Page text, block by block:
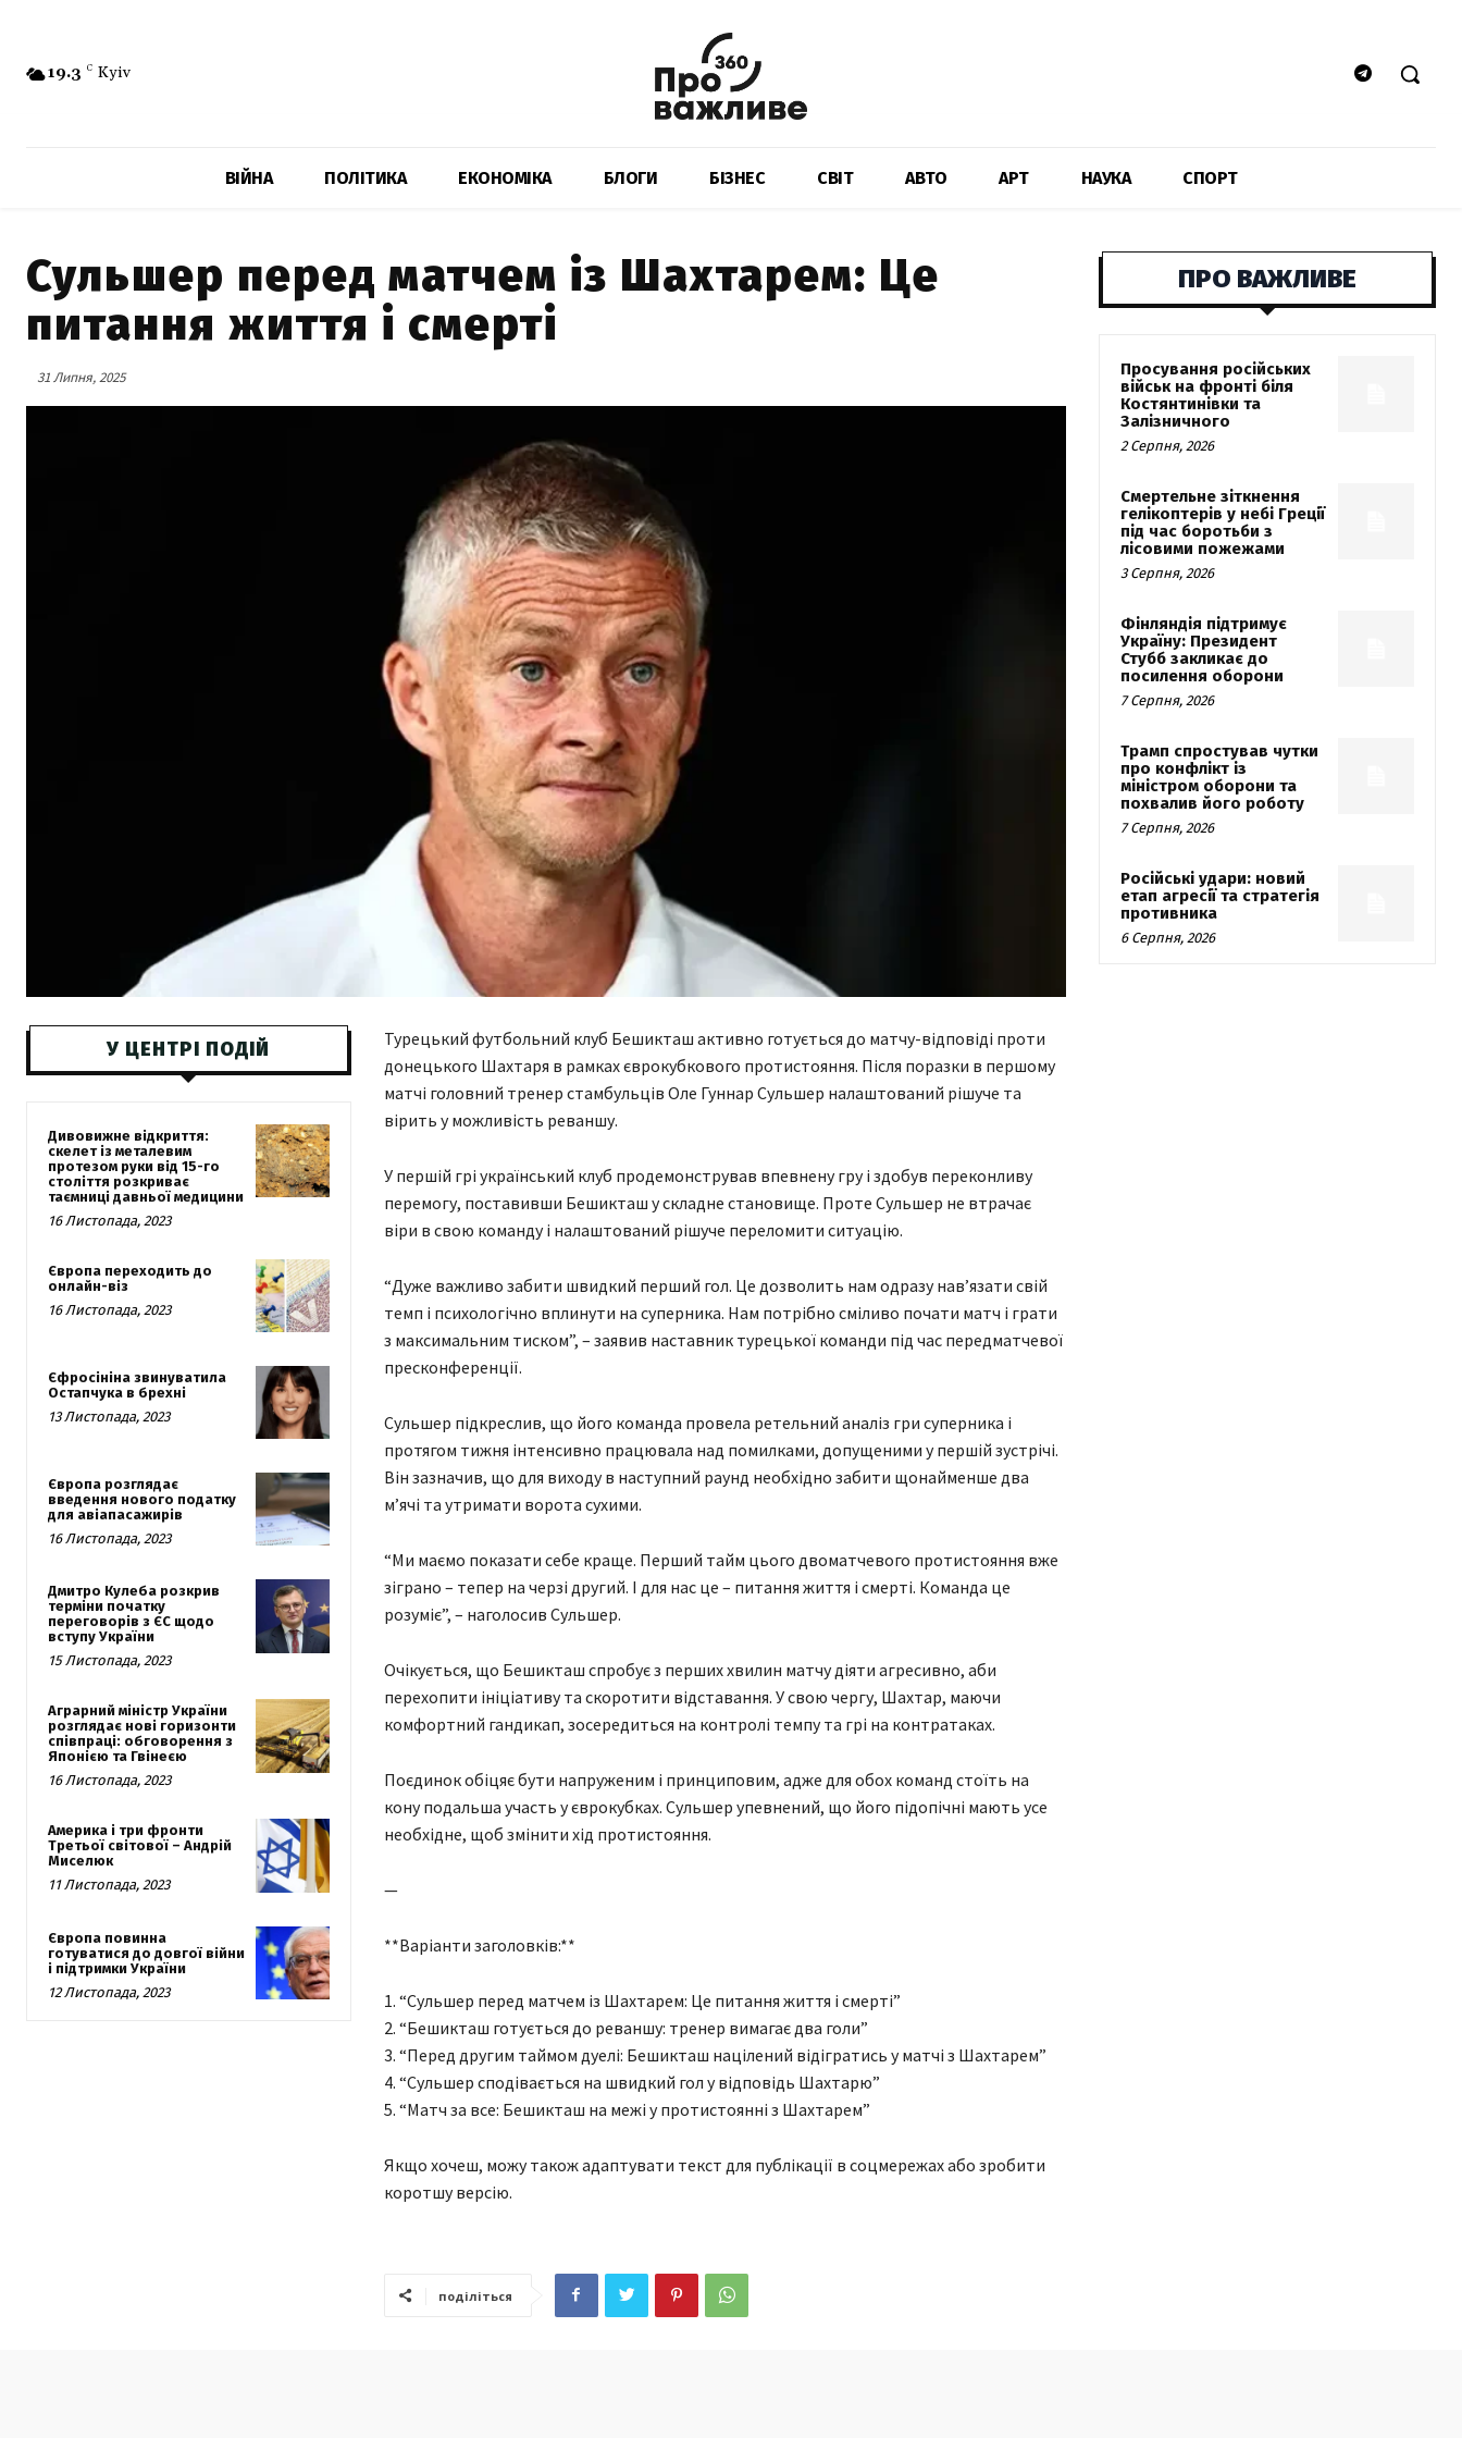
19.3 C Kyiv
ВІЙНА ПОЛІТИКА ЕКОНОМІКА БЛОГИ БІЗНЕС СВІТ АВТО АРТ НАУКА СПОРТ
Сульшер перед матчем із Шахтарем: Це
питання життя і смерті
31 Липня, 2025
У ЦЕНТРІ ПОДІЙ
Дивовижне відкриття:
скелет із металевим
протезом руки від 15-го
століття розкриває
таємниці давньої медицини
16 Листопада, 2023
Європа переходить до
онлайн-віз
16 Листопада, 2023
Єфросініна звинуватила
Остапчука в брехні
13 Листопада, 2023
Європа розглядає
введення нового податку
для авіапасажирів
16 Листопада, 2023
Дмитро Кулеба розкрив
терміни початку
переговорів з ЄС щодо
вступу України
15 Листопада, 2023
Аграрний міністр України
розглядає нові горизонти
співпраці: обговорення з
Японією та Гвінеєю
16 Листопада, 2023
Америка і три фронти
Третьої світової – Андрій
Миселюк
11 Листопада, 2023
Європа повинна
готуватися до довгої війни
і підтримки України
12 Листопада, 2023
Турецький футбольний клуб Бешикташ активно готується до матчу-відповіді проти
донецького Шахтаря в рамках єврокубкового протистояння. Після поразки в першому
матчі головний тренер стамбульців Оле Гуннар Сульшер налаштований рішуче та
вірить у можливість реваншу.
У першій грі український клуб продемонстрував впевнену гру і здобув переконливу
перемогу, поставивши Бешикташ у складне становище. Проте Сульшер не втрачає
віри в свою команду і налаштований рішуче переломити ситуацію.
“Дуже важливо забити швидкий перший гол. Це дозволить нам одразу нав’язати свій
темп і психологічно вплинути на суперника. Нам потрібно сміливо почати матч і грати
з максимальним тиском”, – заявив наставник турецької команди під час передматчевої
пресконференції.
Сульшер підкреслив, що його команда провела ретельний аналіз гри суперника і
протягом тижня інтенсивно працювала над помилками, допущеними у першій зустрічі.
Він зазначив, що для виходу в наступний раунд необхідно забити щонайменше два
м’ячі та утримати ворота сухими.
“Ми маємо показати себе краще. Перший тайм цього двоматчевого протистояння вже
зіграно – тепер на черзі другий. І для нас це – питання життя і смерті. Команда це
розуміє”, – наголосив Сульшер.
Очікується, що Бешикташ спробує з перших хвилин матчу діяти агресивно, аби
перехопити ініціативу та скоротити відставання. У свою чергу, Шахтар, маючи
комфортний гандикап, зосередиться на контролі темпу та грі на контратаках.
Поєдинок обіцяє бути напруженим і принциповим, адже для обох команд стоїть на
кону подальша участь у єврокубках. Сульшер упевнений, що його підопічні мають усе
необхідне, щоб змінити хід протистояння.
—
**Варіанти заголовків:**
1. “Сульшер перед матчем із Шахтарем: Це питання життя і смерті”
2. “Бешикташ готується до реваншу: тренер вимагає два голи”
3. “Перед другим таймом дуелі: Бешикташ націлений відігратись у матчі з Шахтарем”
4. “Сульшер сподівається на швидкий гол у відповідь Шахтарю”
5. “Матч за все: Бешикташ на межі у протистоянні з Шахтарем”
Якщо хочеш, можу також адаптувати текст для публікації в соцмережах або зробити
коротшу версію.
поділіться
ПРО ВАЖЛИВЕ
Просування російських
військ на фронті біля
Костянтинівки та
Залізничного
2 Серпня, 2026
Смертельне зіткнення
гелікоптерів у небі Греції
під час боротьби з
лісовими пожежами
3 Серпня, 2026
Фінляндія підтримує
Україну: Президент
Стубб закликає до
посилення оборони
7 Серпня, 2026
Трамп спростував чутки
про конфлікт із
міністром оборони та
похвалив його роботу
7 Серпня, 2026
Російські удари: новий
етап агресії та стратегія
противника
6 Серпня, 2026